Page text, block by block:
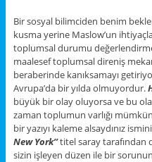
Bir sosyal bilimciden benim
kusma yerine Maslow’un
toplumsal durumu
maalesef toplumsal direniş
beraberinde kanıksamayı
Avrupa’da bir yılda olmuyordur.
büyük bir olay oluyorsa ve bu
zaman toplumun varlığı
bir yazıyı kaleme alsaydınız
New York’’titel saray tarafından
sizin işleyen düzen ile bir